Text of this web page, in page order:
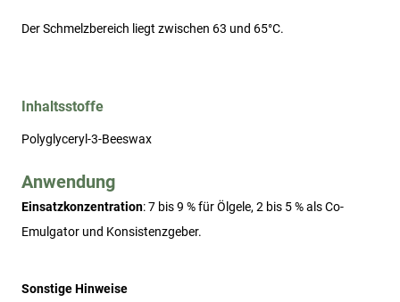
Der Schmelzbereich liegt zwischen 63 und 65°C.
Inhaltsstoffe
Polyglyceryl-3-Beeswax
Anwendung
Einsatzkonzentration: 7 bis 9 % für Ölgele, 2 bis 5 % als Co-
Emulgator und Konsistenzgeber.
Sonstige Hinweise